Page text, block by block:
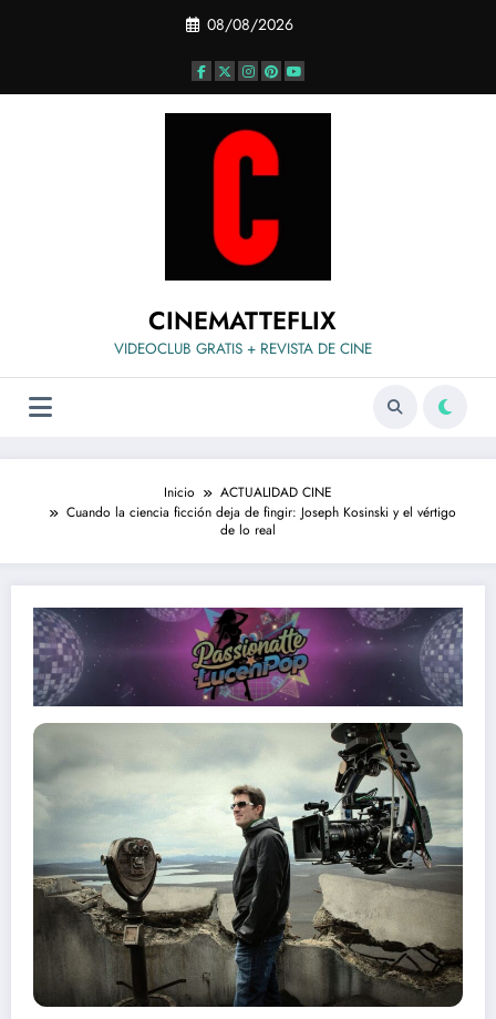
08/08/2026
CINEMATTEFLIX
VIDEOCLUB GRATIS + REVISTA DE CINE
Inicio
ACTUALIDAD CINE
Cuando la ciencia ficción deja de fingir: Joseph Kosinski y el vértigo
de lo real